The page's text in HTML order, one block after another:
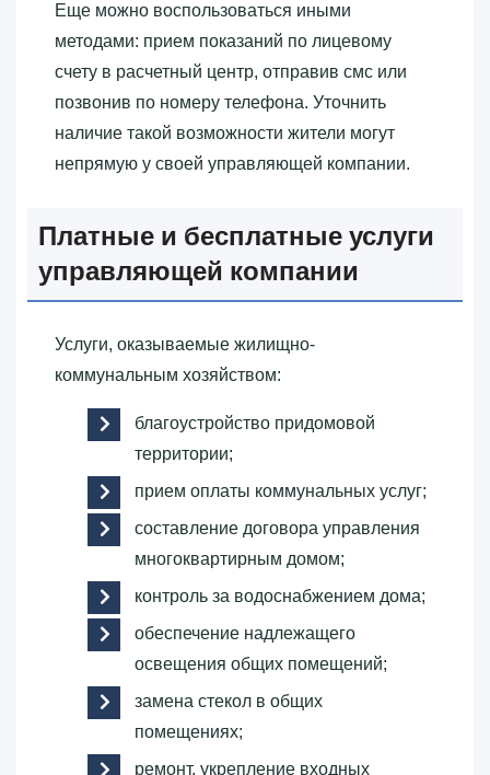
Еще можно воспользоваться иными
методами: прием показаний по лицевому
счету в расчетный центр, отправив смс или
позвонив по номеру телефона. Уточнить
наличие такой возможности жители могут
непрямую у своей управляющей компании.
Платные и бесплатные услуги
управляющей компании
Услуги, оказываемые жилищно-
коммунальным хозяйством:
благоустройство придомовой
территории;
прием оплаты коммунальных услуг;
составление договора управления
многоквартирным домом;
контроль за водоснабжением дома;
обеспечение надлежащего
освещения общих помещений;
замена стекол в общих
помещениях;
ремонт, укрепление входных